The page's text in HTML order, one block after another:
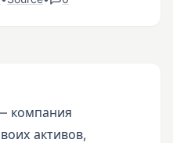
компания
активов,